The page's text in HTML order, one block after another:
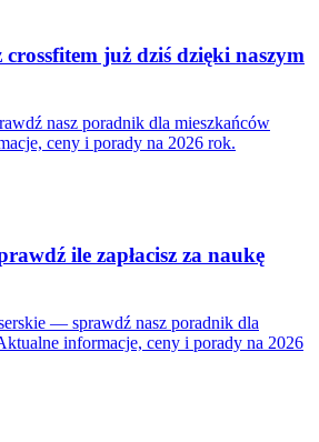
już dziś dzięki naszym
nasz poradnik dla mieszkańców
ceny i porady na 2026 rok.
ile zapłacisz za naukę
— sprawdź nasz poradnik dla
informacje, ceny i porady na 2026